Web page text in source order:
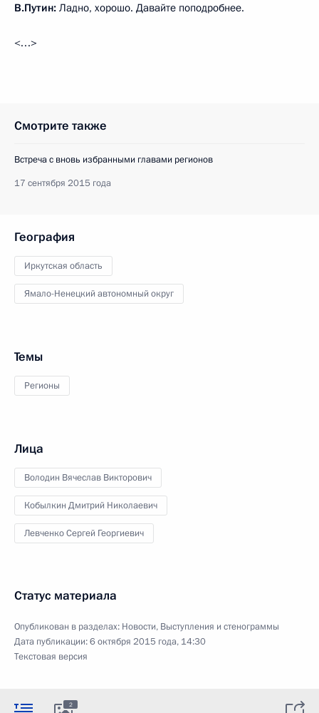
В.Путин: Ладно, хорошо. Давайте поподробнее.
<…>
Смотрите также
Встреча с вновь избранными главами регионов
17 сентября 2015 года
География
Иркутская область
Ямало-Ненецкий автономный округ
Темы
Регионы
Лица
Володин Вячеслав Викторович
Кобылкин Дмитрий Николаевич
Левченко Сергей Георгиевич
Статус материала
Опубликован в разделах: Новости, Выступления и стенограммы
Дата публикации:6 октября 2015 года, 14:30
Текстовая версия
2